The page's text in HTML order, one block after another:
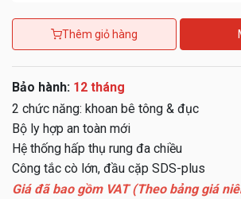
Thêm giỏ hàng
Bảo hành: 12 tháng
2 chức năng: khoan bê tông & đục
Bộ ly hợp an toàn mới
Hệ thống hấp thụ rung đa chiều
Công tắc cò lớn, đầu cặp SDS-plus
Giá đã bao gồm VAT (Theo bảng giá